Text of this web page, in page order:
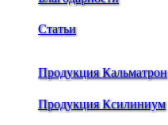
Статьи
Продукция Кальматрон
Продукция Ксилиниум